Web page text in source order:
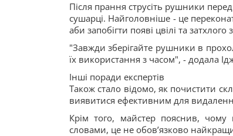
Після прання струсіть рушники
сушарці. Найголовніше - це
аби запобігти появі цвілі та затхлого
"Завжди зберігайте рушники в
їх використання з часом", - додала
Інші поради експертів
Також стало відомо, як почистити
виявитися ефективним для
Крім того, майстер пояснив, чому
словами, це не обовʼязково